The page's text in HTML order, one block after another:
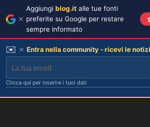
Aggiungi blog.it alle tue fonti
preferite su Google per restare
sempre informato
✉️ Entra nella community - ricevi le
Clicca qui per inserire i tuoi dati